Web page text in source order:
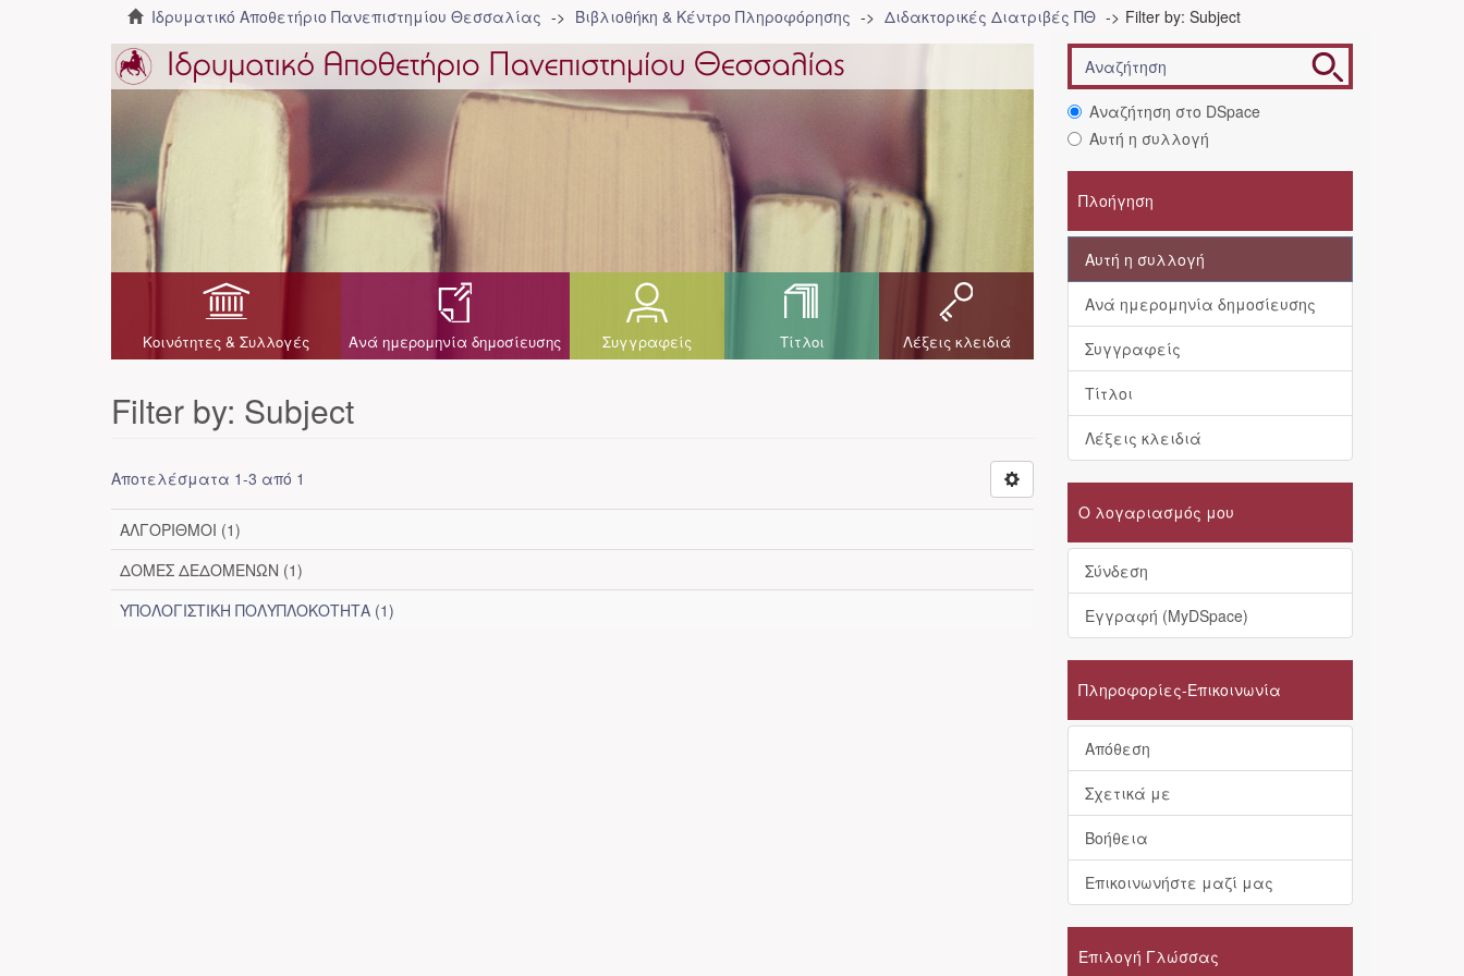
Ιδρυματικό Αποθετήριο Πανεπιστημίου Θεσσαλίας Βιβλιοθήκη & Κέντρο Πληροφόρησης Διδακτορικές Διατριβές ΠΘ Filter by: Subject
Κοινότητες & Συλλογές Ανά ημερομηνία δημοσίευσης Συγγραφείς Τίτλοι Λέξεις κλειδιά
Filter by: Subject
Αποτελέσματα 1-3 από 1
ΑΛΓΟΡΙΘΜΟΙ (1)
ΔΟΜΕΣ ΔΕΔΟΜΕΝΩΝ (1)
ΥΠΟΛΟΓΙΣΤΙΚΗ ΠΟΛΥΠΛΟΚΟΤΗΤΑ (1)
Αναζήτηση στο DSpace
Αυτή η συλλογή
Πλοήγηση
Αυτή η συλλογή
Ανά ημερομηνία δημοσίευσης
Συγγραφείς
Τίτλοι
Λέξεις κλειδιά
Ο λογαριασμός μου
Σύνδεση
Εγγραφή (MyDSpace)
Πληροφορίες-Επικοινωνία
Απόθεση
Σχετικά με
Βοήθεια
Επικοινωνήστε μαζί μας
Επιλογή Γλώσσας